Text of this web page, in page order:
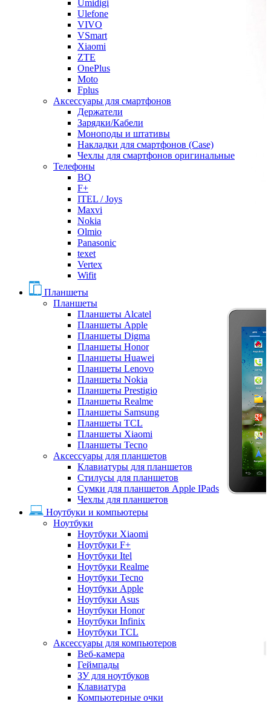
Umidigi
Ulefone
VIVO
VSmart
Xiaomi
ZTE
OnePlus
Moto
Fplus
Аксессуары для смартфонов
Держатели
Зарядки/Кабели
Моноподы и штативы
Накладки для смартфонов (Case)
Чехлы для смартфонов оригинальные
Телефоны
BQ
F+
ITEL / Joys
Maxvi
Nokia
Olmio
Panasonic
texet
Vertex
Wifit
Планшеты
Планшеты
Планшеты Alcatel
Планшеты Apple
Планшеты Digma
Планшеты Honor
Планшеты Huawei
Планшеты Lenovo
Планшеты Nokia
Планшеты Prestigio
Планшеты Realme
Планшеты Samsung
Планшеты TCL
Планшеты Xiaomi
Планшеты Tecno
Аксессуары для планшетов
Клавиатуры для планшетов
Стилусы для планшетов
Сумки для планшетов Apple IPads
Чехлы для планшетов
Ноутбуки и компьютеры
Ноутбуки
Ноутбуки Xiaomi
Ноутбуки F+
Ноутбуки Itel
Ноутбуки Realme
Ноутбуки Tecno
Ноутбуки Apple
Ноутбуки Asus
Ноутбуки Honor
Ноутбуки Infinix
Ноутбуки TCL
Аксессуары для компьютеров
Веб-камера
Геймпады
ЗУ для ноутбуков
Клавиатура
Компьютерные очки